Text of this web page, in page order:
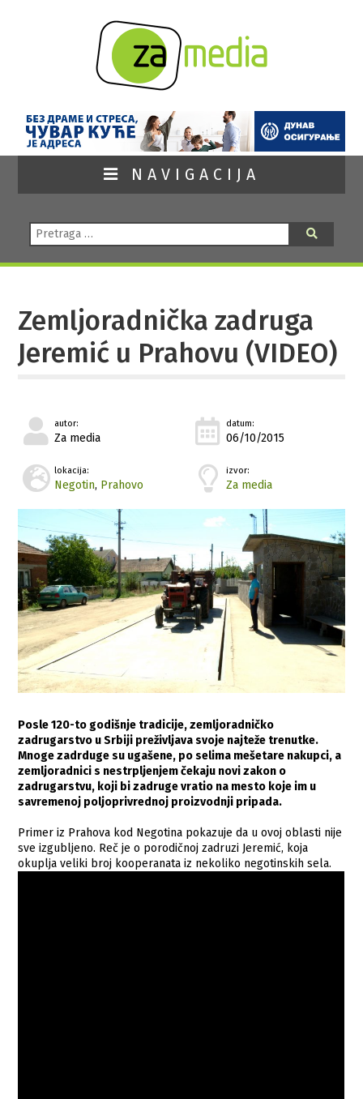
NAVIGACIJA
Pretraga:
Zemljoradnička zadruga
Jeremić u Prahovu (VIDEO)
autor:
Za media
datum:
06/10/2015
lokacija:
Negotin, Prahovo
izvor:
Za media
Posle 120-to godišnje tradicije, zemljoradničko
zadrugarstvo u Srbiji preživljava svoje najteže trenutke.
Mnoge zadrduge su ugašene, po selima mešetare nakupci, a
zemljoradnici s nestrpljenjem čekaju novi zakon o
zadrugarstvu, koji bi zadruge vratio na mesto koje im u
savremenoj poljoprivrednoj proizvodnji pripada.
Primer iz Prahova kod Negotina pokazuje da u ovoj oblasti nije
sve izgubljeno. Reč je o porodičnoj zadruzi Jeremić, koja
okuplja veliki broj kooperanata iz nekoliko negotinskih sela.